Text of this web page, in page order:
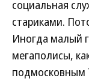
социальная
стариками.
Иногда малый
мегаполисы,
подмосковным